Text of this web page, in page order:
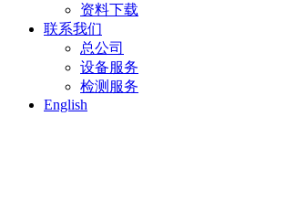
资料下载
联系我们
总公司
设备服务
检测服务
English